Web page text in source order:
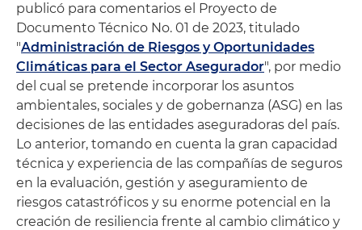
publicó para comentarios el Proyecto de
Documento Técnico No. 01 de 2023, titulado
"Administración de Riesgos y Oportunidades
Climáticas para el Sector Asegurador", por medio
del cual se pretende incorporar los asuntos
ambientales, sociales y de gobernanza (ASG) en las
decisiones de las entidades aseguradoras del país.
Lo anterior, tomando en cuenta la gran capacidad
técnica y experiencia de las compañías de seguros
en la evaluación, gestión y aseguramiento de
riesgos catastróficos y su enorme potencial en la
creación de resiliencia frente al cambio climático y